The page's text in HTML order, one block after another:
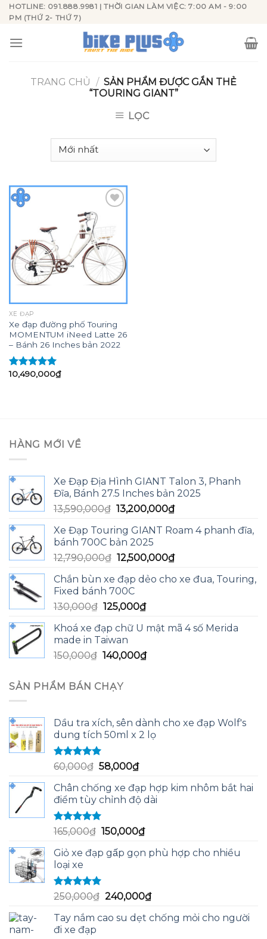
Skip
content
HOTLINE: 091.888.9981 | THỜI GIAN LÀM VIỆC: 7:00 AM - 9:00
PM (THỨ 2- THỨ 7)
TRANG CHỦ / SẢN PHẨM ĐƯỢC GẮN THẺ
“TOURING GIANT”
LỌC
Add to
wishlist
XE ĐẠP
Xe đạp đường phố Touring
MOMENTUM iNeed Latte 26
– Bánh 26 Inches bản 2022
Được xếp
10,490,000₫
HÀNG MỚI VỀ
Xe Đạp Địa Hình GIANT Talon 3, Phanh
Đĩa, Bánh 27.5 Inches bản 2025
13,590,000₫ Giá
là:
13,590,000₫.
13,200,000₫Giá
tại
13,200,000₫.
Xe Đạp Touring GIANT Roam 4 phanh đĩa,
bánh 700C bản 2025
12,790,000₫ Giá
là:
12,790,000₫.
12,500,000₫Giá
tại
Chắn bùn xe đạp dẻo cho xe đua, Touring,
Fixed bánh 700C
130,000₫ Giá
là:
130,000₫.
125,000₫Giá
tại
125,000₫.
Khoá xe đạp chữ U mật mã 4 số Merida
made in Taiwan
150,000₫ Giá
là:
150,000₫.
140,000₫Giá
SẢN PHẨM BÁN CHẠY
Dầu tra xích, sên dành cho xe đạp Wolf's
dung tích 50ml x 2 lọ
Được xếp
hạng
sao
60,000₫ Giá
là:
60,000₫.
58,000₫Giá
tại
là:
Chân chống xe đạp hợp kim nhôm bắt hai
điểm tùy chỉnh độ dài
Được xếp
hạng
sao
165,000₫ Giá
là:
150,000₫Giá
tại
Giỏ xe đạp gấp gọn phù hợp cho nhiều
loại xe
Được xếp
hạng
sao
250,000₫ Giá
là:
240,000₫Giá
tại
Tay nắm cao su dẹt chống mỏi cho người
đi xe đạp